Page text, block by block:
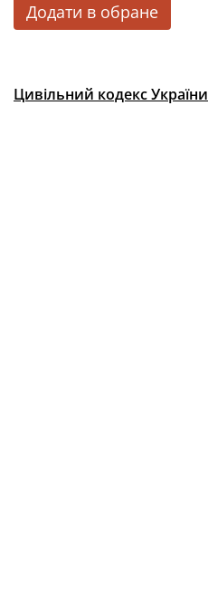
Додати в обране
Цивільний кодекс України